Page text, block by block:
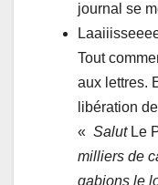
journal se
Tout
aux lettres.
libération
« SalutLe
milliers de
gabions le